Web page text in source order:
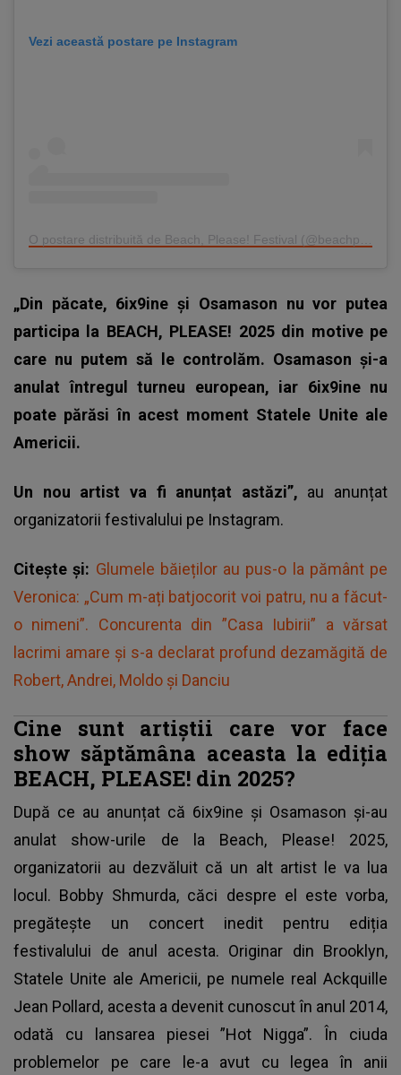
Vezi această postare pe Instagram
„Din păcate, 6ix9ine și Osamason nu vor putea
participa la BEACH, PLEASE! 2025 din motive pe
care nu putem să le controlăm. Osamason și-a
anulat întregul turneu european, iar 6ix9ine nu
poate părăsi în acest moment Statele Unite ale
Americii.
Un nou artist va fi anunțat astăzi”, au anunțat
organizatorii festivalului pe Instagram.
Citește și: Glumele băieților au pus-o la pământ pe
Veronica: „Cum m-ați batjocorit voi patru, nu a făcut-
o nimeni”. Concurenta din ”Casa Iubirii” a vărsat
lacrimi amare și s-a declarat profund dezamăgită de
Robert, Andrei, Moldo și Danciu
Cine sunt artiștii care vor face
show săptămâna aceasta la ediția
BEACH, PLEASE! din 2025?
După ce au anunțat că 6ix9ine și Osamason și-au
anulat show-urile de la Beach, Please! 2025,
organizatorii au dezvăluit că un alt artist le va lua
locul. Bobby Shmurda, căci despre el este vorba,
pregătește un concert inedit pentru ediția
festivalului de anul acesta. Originar din Brooklyn,
Statele Unite ale Americii, pe numele real Ackquille
Jean Pollard, acesta a devenit cunoscut în anul 2014,
odată cu lansarea piesei ”Hot Nigga”. În ciuda
problemelor pe care le-a avut cu legea în anii